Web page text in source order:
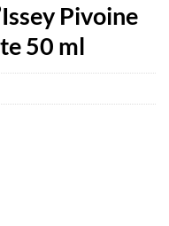
Pivoine
50 ml